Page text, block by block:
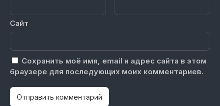
Сайт
Сохранить моё имя, email и адрес сайта в этом
браузере для последующих моих комментариев.